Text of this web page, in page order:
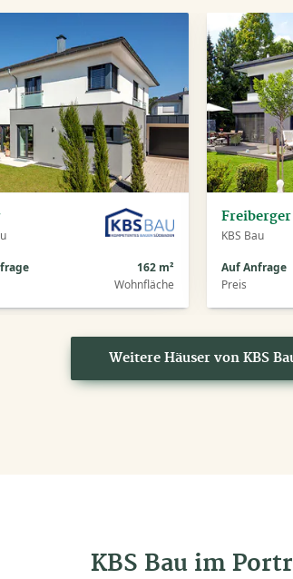
162 m²
Wohnfläche
Freiberger
KBS Bau
Auf Anfrage
Preis
Weitere Häuser von KBS
KBS Bau im